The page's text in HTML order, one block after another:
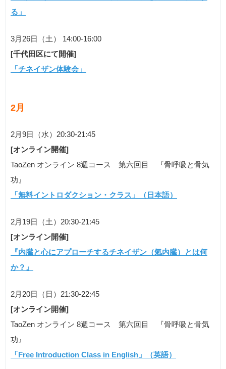
る 」
3月26日（土） 14:00-16:00
[千代田区にて開催]
「チネイザン体験会」
2月
2月9日（水）20:30-21:45
[オンライン開催]
TaoZen オンライン 8週コース 第六回目 『骨呼吸と骨気
功』
「無料イントロダクション・クラス」（日本語）
2月19日（土）20:30-21:45
[オンライン開催]
『内臓と心にアプローチするチネイザン（氣内臓）とは何
か？』
2月20日（日）21:30-22:45
[オンライン開催]
TaoZen オンライン 8週コース 第六回目 『骨呼吸と骨気
功』
「Free Introduction Class in English」（英語）